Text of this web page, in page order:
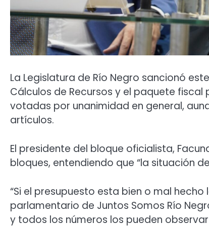
La Legislatura de Río Negro sancionó
Cálculos de Recursos y el paquete fiscal
votadas por unanimidad en general,
artículos.
El presidente del bloque oficialista,
bloques, entendiendo que “la situación
“Si el presupuesto esta bien o mal
parlamentario de Juntos Somos Río
y todos los números los pueden